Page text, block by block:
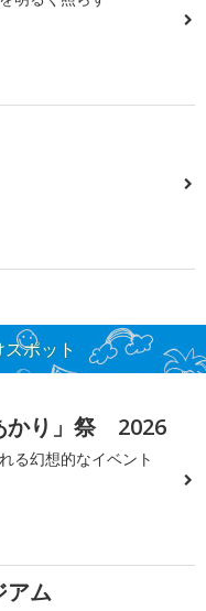
ポット
かり」祭 2026
る幻想的なイベント
アム